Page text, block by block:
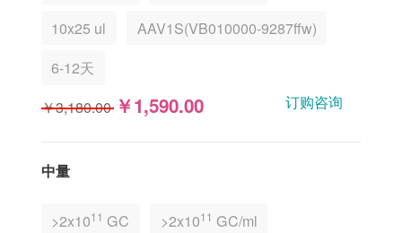
10x25 ul
AAV1S(VB010000-9287ffw)
6-12天
￥3,180.00 ￥1,590.00 订购咨询
中量
>2x1011 GC >2x1011 GC/ml